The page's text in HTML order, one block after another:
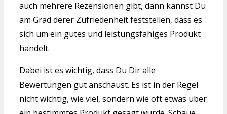
auch mehrere Rezensionen gibt, dann kannst Du
am Grad derer Zufriedenheit feststellen, dass es
sich um ein gutes und leistungsfähiges Produkt
handelt.
Dabei ist es wichtig, dass Du Dir alle
Bewertungen gut anschaust. Es ist in der Regel
nicht wichtig, wie viel, sondern wie oft etwas über